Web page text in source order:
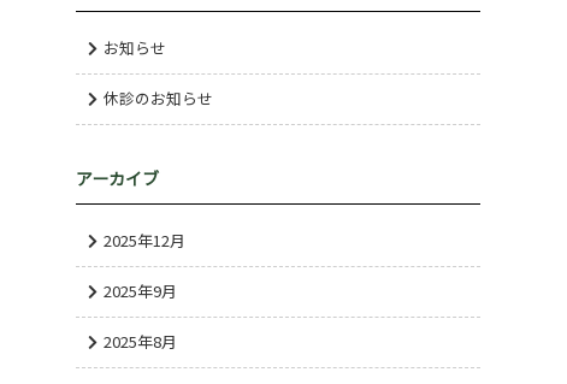
お知らせ
休診のお知らせ
アーカイブ
2025年12月
2025年9月
2025年8月